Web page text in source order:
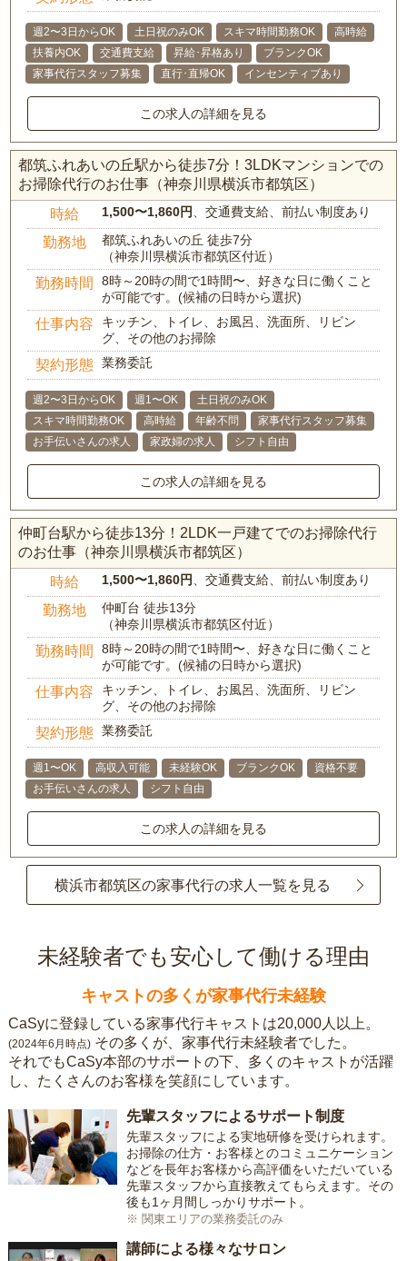
週2〜3日からOK 土日祝のみOK スキマ時間勤務OK
高時給
扶養内OK
交通費支給 昇給･昇格あり
ブランクOK
家事代行スタッフ募集
直行･直帰OK インセンティブあり
この求人の詳細を見る
都筑ふれあいの丘駅から徒歩7分！3LDKマンションでの
お掃除代行のお仕事（神奈川県横浜市都筑区）
時給 1,500〜1,860円 、交通費支給、前払い制度あり
勤務地
都筑ふれあいの丘 徒歩7分
（神奈川県横浜市都筑区付近）
勤務時間
8時～20時の間で1時間〜、好きな日に働くこと
が可能です。(候補の日時から選択)
仕事内容
キッチン、トイレ、お風呂、洗面所、リビン
グ、その他のお掃除
契約形態 業務委託
週2〜3日からOK 週1〜OK
土日祝のみOK
スキマ時間勤務OK
高時給 年齢不問
家事代行スタッフ募集
お手伝いさんの求人
家政婦の求人 シフト自由
この求人の詳細を見る
仲町台駅から徒歩13分！2LDK一戸建てでのお掃除代行
のお仕事（神奈川県横浜市都筑区）
時給 1,500〜1,860円 、交通費支給、前払い制度あり
勤務地
仲町台 徒歩13分
（神奈川県横浜市都筑区付近）
勤務時間
8時～20時の間で1時間〜、好きな日に働くこと
が可能です。(候補の日時から選択)
仕事内容
キッチン、トイレ、お風呂、洗面所、リビン
グ、その他のお掃除
契約形態 業務委託
週1〜OK 高収入可能 未経験OK ブランクOK
資格不要
お手伝いさんの求人
シフト自由
この求人の詳細を見る
横浜市都筑区の家事代行の求人一覧を見る
未経験者でも安心して働ける理由
キャストの多くが家事代行未経験
CaSyに登録している家事代行キャストは20,000人以上。
(2024年6月時点) その多くが、家事代行未経験者でした。
それでもCaSy本部のサポートの下、多くのキャストが活躍
し、たくさんのお客様を笑顔にしています。
先輩スタッフによるサポート制度
先輩スタッフによる実地研修を受けられます。
お掃除の仕方・お客様とのコミュニケーション
などを長年お客様から高評価をいただいている
先輩スタッフから直接教えてもらえます。その
後も1ヶ月間しっかりサポート。
※ 関東エリアの業務委託のみ
講師による様々なサロン